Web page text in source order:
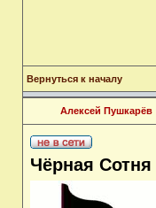
Вернуться к началу
Алексей Пушкарёв
Чёрная Сотня